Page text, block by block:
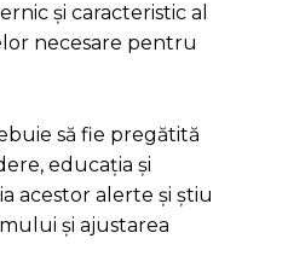
și caracteristic al
necesare pentru
să fie pregătită
educația și
acestor alerte și știu
și ajustarea